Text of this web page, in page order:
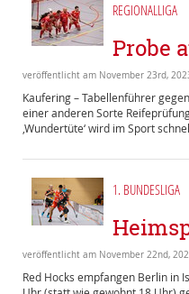
REGIONALLIGA
Probe
veröffentlicht am November 23rd,
Kaufering – Tabellenführer
einer anderen Sorte
‚Wundertüte‘ wird im Sport
1. BUNDESLIGA
veröffentlicht am November 22nd,
Red Hocks empfangen Berlin in